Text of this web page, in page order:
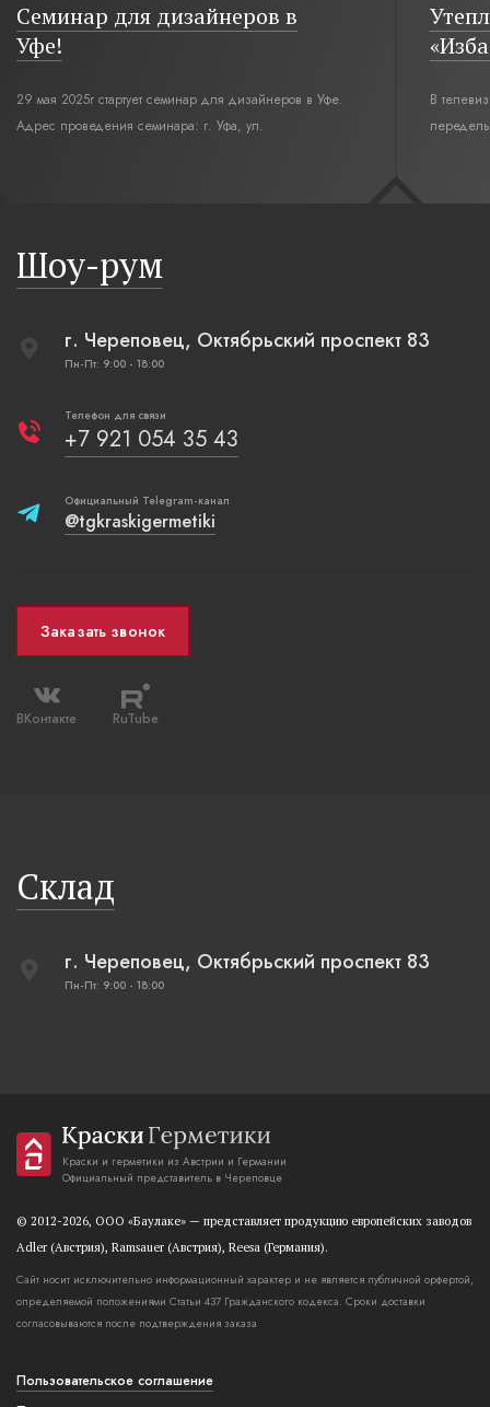
Семинар для дизайнеров в
Уфе!
29 мая 2025г стартует семинар для дизайнеров в Уфе.
Адрес проведения семинара: г. Уфа, ул.
В
Шоу-рум
г. Череповец, Октябрьский проспект 83
Пн-Пт: 9:00 - 18:00
Телефон для связи
+7 921 054 35 43
Официальный Telegram-канал
@tgkraskigermetiki
Заказать звонок
ВКонтакте RuTube
Склад
г. Череповец, Октябрьский проспект 83
Пн-Пт: 9:00 - 18:00
Краски и герметики из Австрии и Германии
Официальный представитель в Череповце
© 2012-2026, OOO «Баулаке» — представляет продукцию европейских заводов
Adler (Австрия), Ramsauer (Австрия), Reesa (Германия).
Сайт носит исключительно информационный характер и не является публичной орфертой,
определяемой положениями Статьи 437 Гражданского кодекса. Сроки доставки
согласовываются после подтверждения заказа
Пользовательское соглашение